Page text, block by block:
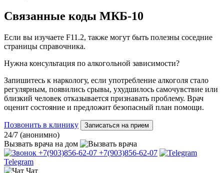
Связанные коды МКБ-10
Если вы изучаете F11.2, также могут быть полезны соседние
страницы справочника.
Нужна консультация по алкогольной зависимости?
Запишитесь к наркологу, если употребление алкоголя стало
регулярным, появились срывы, ухудшилось самочувствие или
близкий человек отказывается признавать проблему. Врач
оценит состояние и предложит безопасный план помощи.
Позвонить в клинику Записаться на прием
24/7 (анонимно)
Вызвать врача на дом
+7(903)856-62-07 +7(903)856-62-07
Telegram
Чат